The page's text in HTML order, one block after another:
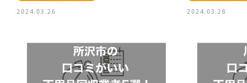
2024.03.26 2024.03.26